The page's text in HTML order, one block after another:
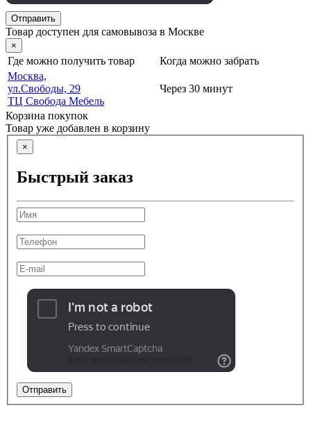
Отправить
Товар доступен для самовывоза в Москве
×
Где можно получить товар
Когда можно забрать
Москва,
ул.Свободы, 29
ТЦ Свобода Мебель
Через 30 минут
Корзина покупок
Товар уже добавлен в корзину
×
Быстрый заказ
Отправить